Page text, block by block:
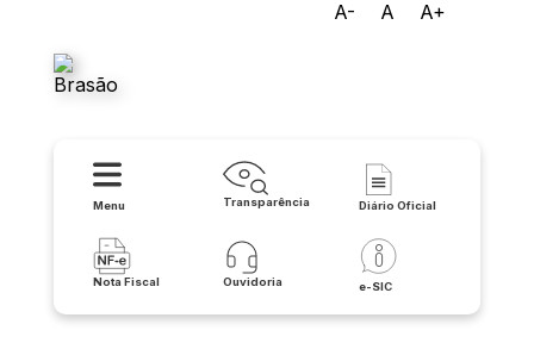
A- A A+
Menu Transparência Diário Oficial
Nota Fiscal Ouvidoria e-SIC